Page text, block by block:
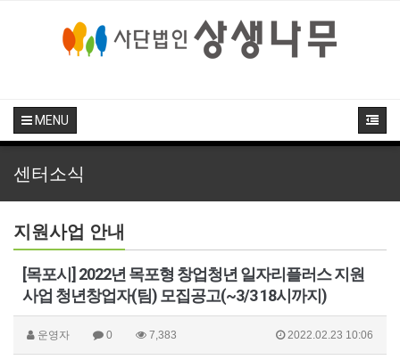
MENU
센터소식
지원사업 안내
[목포시] 2022년 목포형 창업청년 일자리플러스 지원
사업 청년창업자(팀) 모집공고(~3/3 18시까지)
운영자 0 7,383 2022.02.23 10:06